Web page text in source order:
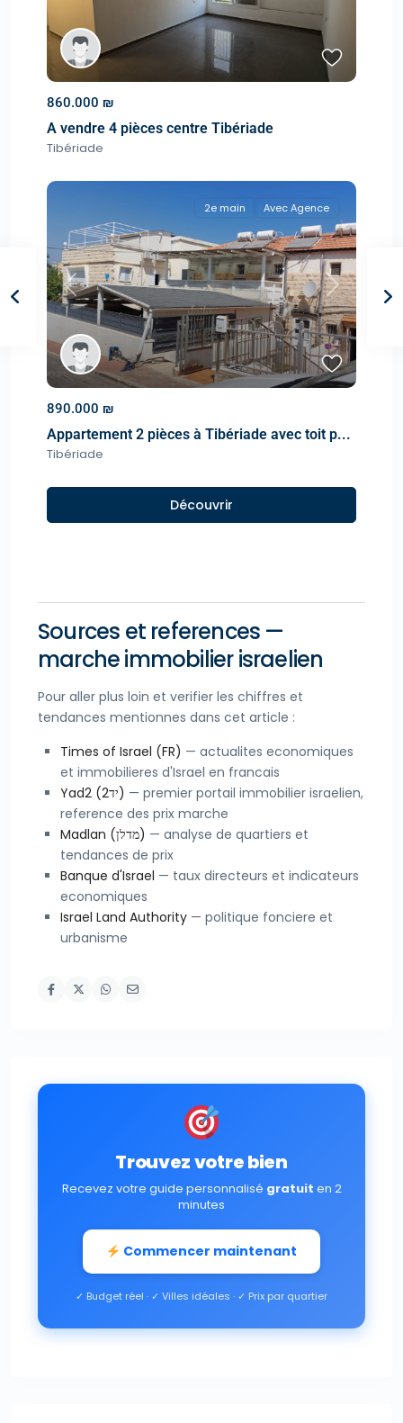
860.000 ₪
A vendre 4 pièces centre Tibériade
Tibériade
Previous Next
2e main Avec Agence
890.000 ₪
Appartement 2 pièces à Tibériade avec toit p...
Tibériade
Découvrir
Sources et references —
marche immobilier israelien
Pour aller plus loin et verifier les chiffres et
tendances mentionnes dans cet article :
Times of Israel (FR) — actualites economiques
et immobilieres d'Israel en francais
Yad2 (יד2) — premier portail immobilier israelien,
reference des prix marche
Madlan (מדלן) — analyse de quartiers et
tendances de prix
Banque d'Israel — taux directeurs et indicateurs
economiques
Israel Land Authority — politique fonciere et
urbanisme
Trouvez votre bien
Recevez votre guide personnalisé gratuit en 2
minutes
Commencer maintenant
✓ Budget réel · ✓ Villes idéales · ✓ Prix par quartier